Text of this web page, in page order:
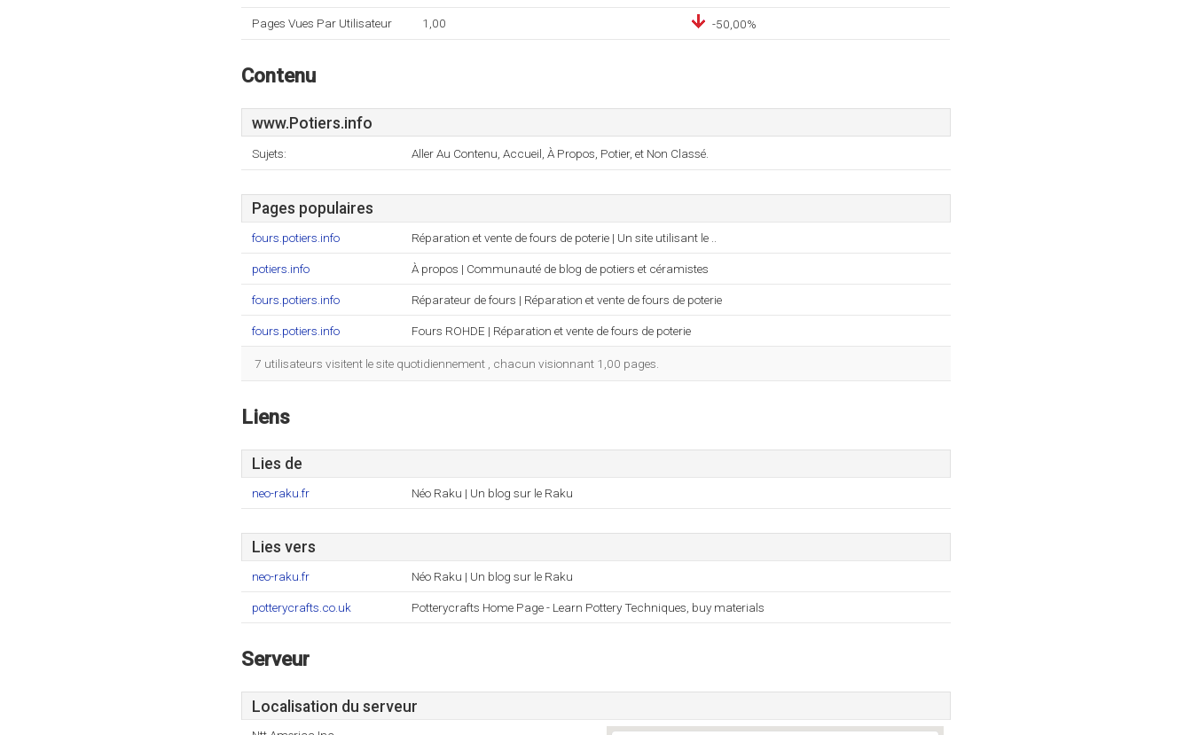
Pages Vues Par Utilisateur 1,00 -50,00%
Contenu
www.Potiers.info
Sujets: Aller Au Contenu, Accueil, À Propos, Potier, et Non Classé.
Pages populaires
fours.potiers.info Réparation et vente de fours de poterie | Un site utilisant le ..
potiers.info À propos | Communauté de blog de potiers et céramistes
fours.potiers.info Réparateur de fours | Réparation et vente de fours de poterie
fours.potiers.info Fours ROHDE | Réparation et vente de fours de poterie
7 utilisateurs visitent le site quotidiennement , chacun visionnant 1,00 pages.
Liens
Lies de
neo-raku.fr Néo Raku | Un blog sur le Raku
Lies vers
neo-raku.fr Néo Raku | Un blog sur le Raku
potterycrafts.co.uk Potterycrafts Home Page - Learn Pottery Techniques, buy materials
Serveur
Localisation du serveur